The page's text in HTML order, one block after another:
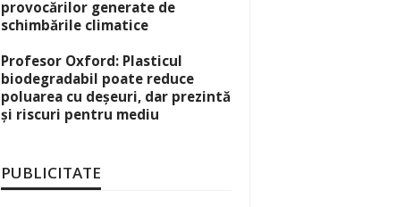
provocărilor generate de
schimbările climatice
Profesor Oxford: Plasticul
biodegradabil poate reduce
poluarea cu deșeuri, dar prezintă
și riscuri pentru mediu
PUBLICITATE